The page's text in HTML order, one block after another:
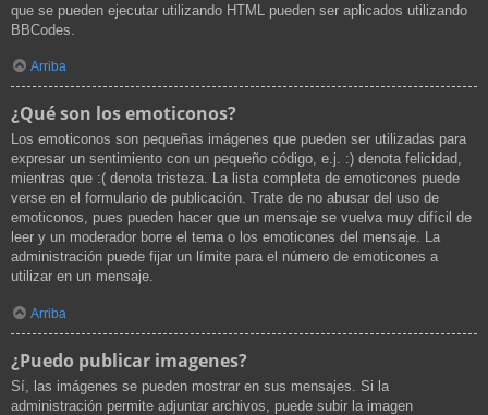
que se pueden ejecutar utilizando HTML pueden ser aplicados utilizando
BBCodes.
Arriba
¿Qué son los emoticonos?
Los emoticonos son pequeñas imágenes que pueden ser utilizadas para
expresar un sentimiento con un pequeño código, e.j. :) denota felicidad,
mientras que :( denota tristeza. La lista completa de emoticones puede
verse en el formulario de publicación. Trate de no abusar del uso de
emoticonos, pues pueden hacer que un mensaje se vuelva muy difícil de
leer y un moderador borre el tema o los emoticones del mensaje. La
administración puede fijar un límite para el número de emoticones a
utilizar en un mensaje.
Arriba
¿Puedo publicar imagenes?
Sí, las imágenes se pueden mostrar en sus mensajes. Si la
administración permite adjuntar archivos, puede subir la imagen